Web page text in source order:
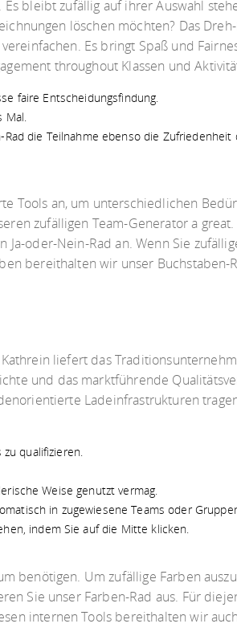
bleibt zufällig auf ihrer Auswahl
löschen möchten? Das
Es bringt Spaß und
throughout Klassen und
faire Entscheidungsfindung.
Mal.
die Teilnahme ebenso die
Tools an, um unterschiedlichen
zufälligen Team-Generator a
Ja-oder-Nein-Rad an. Wenn Sie
bereithalten wir unser Buchstaben-
liefert das
und das marktführende
Ladeinfrastrukturen
qualifizieren.
Weise genutzt vermag.
in zugewiesene Teams oder
indem Sie auf die Mitte klicken.
benötigen. Um zufällige Farben
Sie unser Farben-Rad aus. Für
internen Tools bereithalten wir